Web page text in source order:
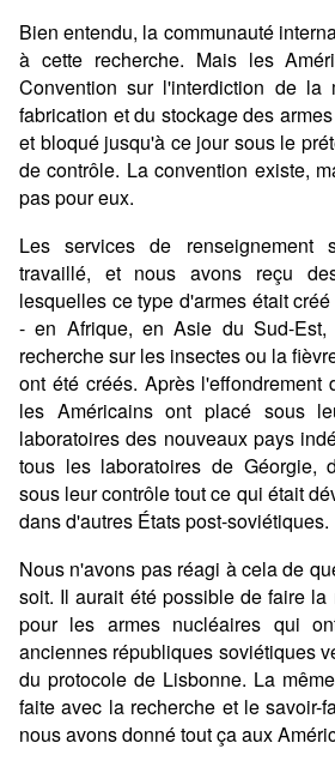
Bien entendu, la communauté
à cette recherche. Mais les
Convention sur l'interdiction de
fabrication et du stockage des
et bloqué jusqu'à ce jour sous le
de contrôle. La convention existe,
pas pour eux.
Les services de renseignement
travaillé, et nous avons reçu
lesquelles ce type d'armes était
- en Afrique, en Asie du Sud-
recherche sur les insectes ou la
ont été créés. Après l'effondrement
les Américains ont placé sous
laboratoires des nouveaux pays
tous les laboratoires de Géorgie,
sous leur contrôle tout ce qui était
dans d'autres États post-soviétiques.
Nous n'avons pas réagi à cela de
soit. Il aurait été possible de faire la
pour les armes nucléaires qui
anciennes républiques soviétiques
du protocole de Lisbonne. La
faite avec la recherche et le savoir-
nous avons donné tout ça aux